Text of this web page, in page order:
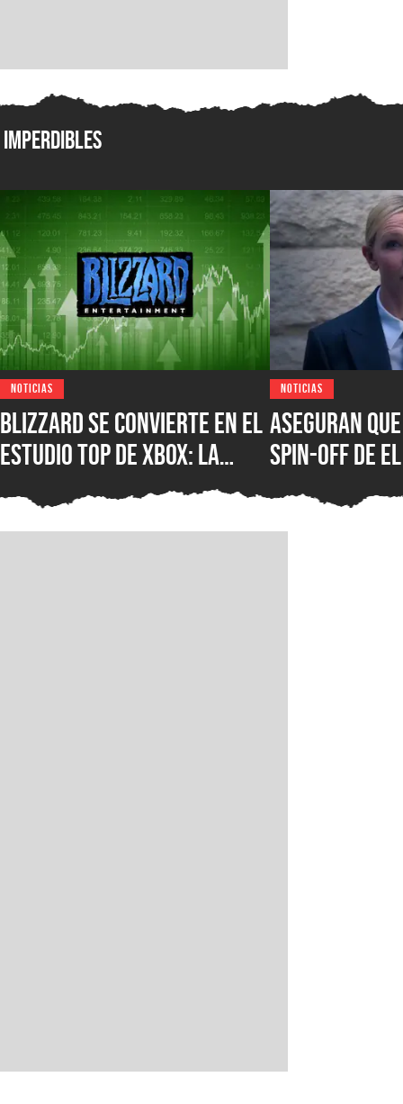
Imperdibles
NOTICIAS
Blizzard se convierte en el
estudio top de XBOX: la
compañía de Overwatch,
Diablo y Warcraft es la de
NOTICIAS
Aseguran
spin-off de
calamar de
fue